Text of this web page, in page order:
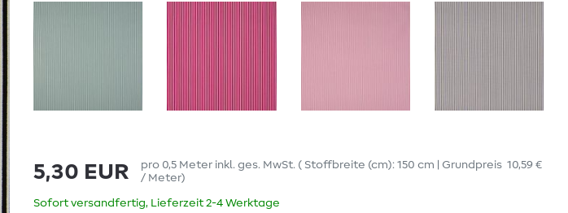
5,30 EUR pro 0,5 Meter inkl. ges. MwSt. ( Stoffbreite (cm): 150 cm | Grundpreis 10,59 €
/ Meter)
Sofort versandfertig, Lieferzeit 2-4 Werktage